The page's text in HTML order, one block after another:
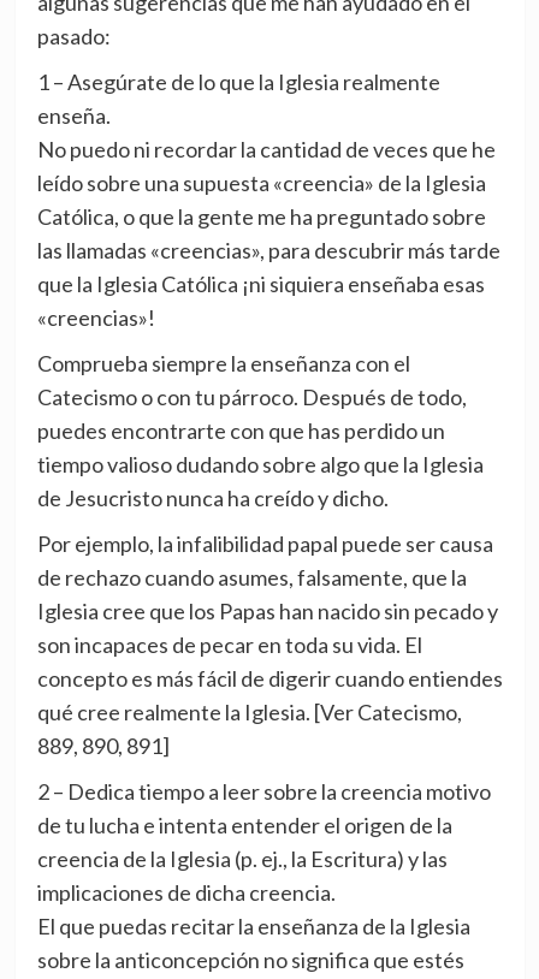
pasado:
1 – Asegúrate de lo que la Iglesia realmente
enseña.
No puedo ni recordar la cantidad de veces que he
leído sobre una supuesta «creencia» de la Iglesia
Católica, o que la gente me ha preguntado sobre
las llamadas «creencias», para descubrir más tarde
que la Iglesia Católica ¡ni siquiera enseñaba esas
«creencias»!
Comprueba siempre la enseñanza con el
Catecismo o con tu párroco. Después de todo,
puedes encontrarte con que has perdido un
tiempo valioso dudando sobre algo que la Iglesia
de Jesucristo nunca ha creído y dicho.
Por ejemplo, la infalibilidad papal puede ser causa
de rechazo cuando asumes, falsamente, que la
Iglesia cree que los Papas han nacido sin pecado y
son incapaces de pecar en toda su vida. El
concepto es más fácil de digerir cuando entiendes
qué cree realmente la Iglesia. [Ver Catecismo,
889, 890, 891]
2 – Dedica tiempo a leer sobre la creencia motivo
de tu lucha e intenta entender el origen de la
creencia de la Iglesia (p. ej., la Escritura) y las
implicaciones de dicha creencia.
El que puedas recitar la enseñanza de la Iglesia
sobre la anticoncepción no significa que estés